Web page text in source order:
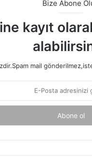
Bize Abone
kayıt
mail